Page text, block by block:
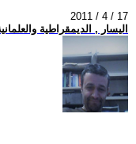
2011 / 4 / 17
اليسار , الديمقراطية